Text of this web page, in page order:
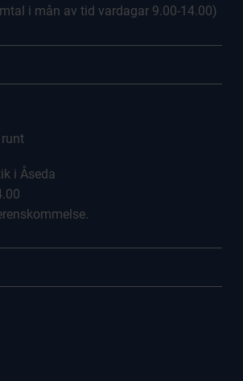
i mån av tid vardagar 9.00-14.00)
i Åseda